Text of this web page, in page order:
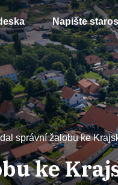
Napište
správní žalobu ke
ke